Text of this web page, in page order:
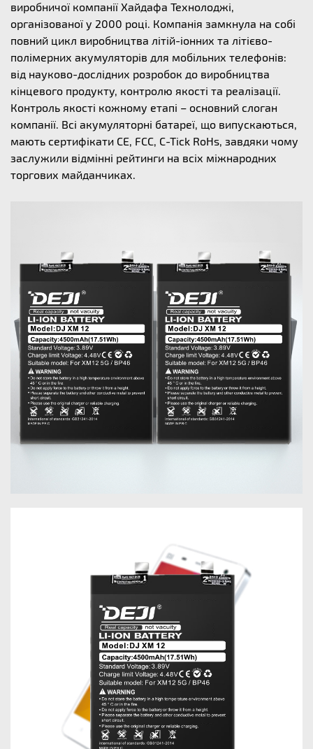
виробничої компанії Хайдафа Технолоджі,
організованої у 2000 році. Компанія замкнула на собі
повний цикл виробництва літій-іонних та літієво-
полімерних акумуляторів для мобільних телефонів:
від науково-дослідних розробок до виробництва
кінцевого продукту, контролю якості та реалізації.
Контроль якості кожному етапі – основний слоган
компанії. Всі акумуляторні батареї, що випускаються,
мають сертифікати CE, FCC, C-Tick RoHs, завдяки чому
заслужили відмінні рейтинги на всіх міжнародних
торгових майданчиках.